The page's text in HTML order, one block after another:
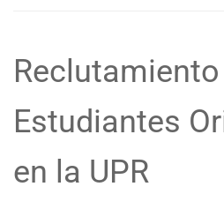
Estudiantes
en la UPR